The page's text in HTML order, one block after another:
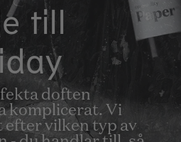
till
doften
komplicerat. Vi
efter vilken typ av